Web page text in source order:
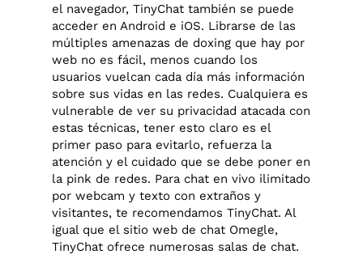
el navegador, TinyChat también se puede
acceder en Android e iOS. Librarse de las
múltiples amenazas de doxing que hay por
web no es fácil, menos cuando los
usuarios vuelcan cada día más información
sobre sus vidas en las redes. Cualquiera es
vulnerable de ver su privacidad atacada con
estas técnicas, tener esto claro es el
primer paso para evitarlo, refuerza la
atención y el cuidado que se debe poner en
la pink de redes. Para chat en vivo ilimitado
por webcam y texto con extraños y
visitantes, te recomendamos TinyChat. Al
igual que el sitio web de chat Omegle,
TinyChat ofrece numerosas salas de chat.